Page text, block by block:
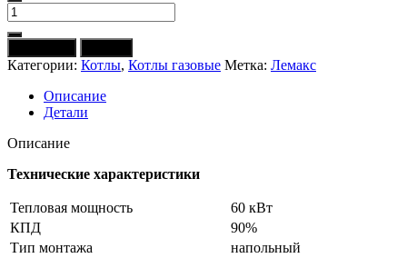
Количество
товара
Котел
газовый
ЛЕМАКС
Премиум
Категории: Котлы, Котлы газовые Метка: Лемакс
Описание
Детали
Описание
Технические характеристики
Тепловая мощность
60 кВт
КПД
90%
Тип монтажа
напольный